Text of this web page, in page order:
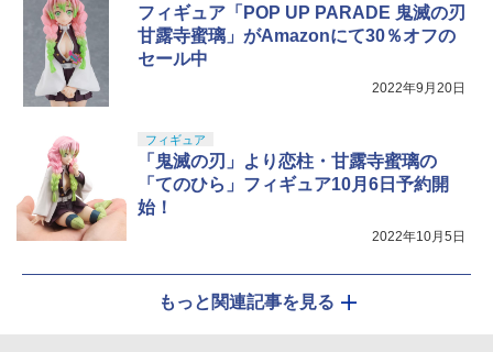
フィギュア「POP UP PARADE 鬼滅の刃
甘露寺蜜璃」がAmazonにて30％オフの
セール中
2022年9月20日
フィギュア
「鬼滅の刃」より恋柱・甘露寺蜜璃の
「てのひら」フィギュア10月6日予約開
始！
2022年10月5日
もっと関連記事を見る